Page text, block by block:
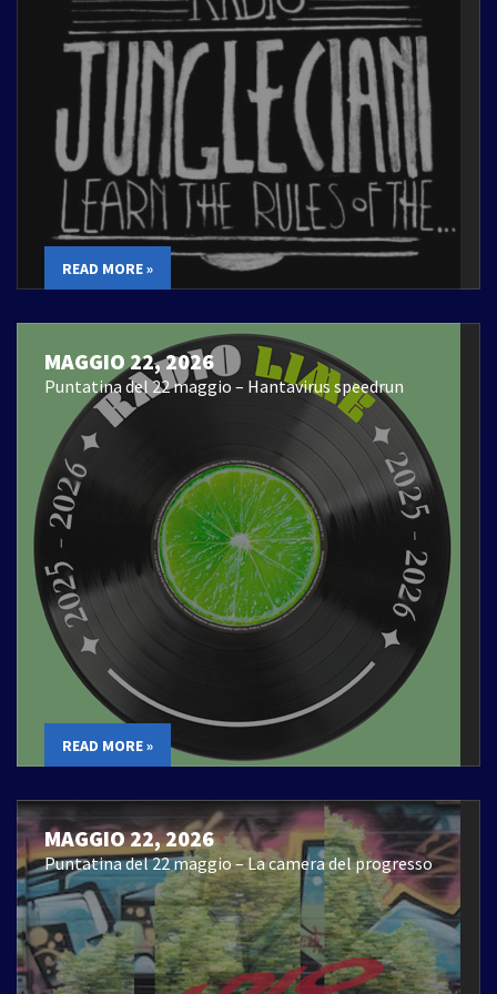
READ MORE »
MAGGIO 22, 2026
Puntatina del 22 maggio – Hantavirus speedrun
READ MORE »
MAGGIO 22, 2026
Puntatina del 22 maggio – La camera del progresso